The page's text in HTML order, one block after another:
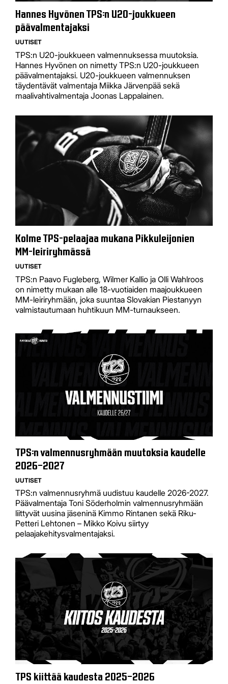
Hannes Hyvönen TPS:n U20-joukkueen
päävalmentajaksi
UUTISET
TPS:n U20-joukkueen valmennuksessa muutoksia.
Hannes Hyvönen on nimetty TPS:n U20-joukkueen
päävalmentajaksi. U20-joukkueen valmennuksen
täydentävät valmentaja Miikka Järvenpää sekä
maalivahtivalmentaja Joonas Lappalainen.
Kolme TPS-pelaajaa mukana Pikkuleijonien
MM-leiriryhmässä
UUTISET
TPS:n Paavo Fugleberg, Wilmer Kallio ja Olli Wahlroos
on nimetty mukaan alle 18-vuotiaiden maajoukkueen
MM-leiriryhmään, joka suuntaa Slovakian Piestanyyn
valmistautumaan huhtikuun MM-turnaukseen.
TPS:n valmennusryhmään muutoksia kaudelle
2026–2027
UUTISET
TPS:n valmennusryhmä uudistuu kaudelle 2026-2027.
Päävalmentaja Toni Söderholmin valmennusryhmään
liittyvät uusina jäseninä Kimmo Rintanen sekä Riku-
Petteri Lehtonen – Mikko Koivu siirtyy
pelaajakehitysvalmentajaksi.
TPS kiittää kaudesta 2025–2026